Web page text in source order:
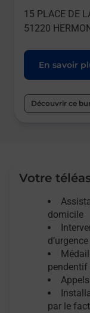
15 PLACE DE
51220
En savoir
Découvrir ce
Votre
domicile
d’urgence
pendentif
par le